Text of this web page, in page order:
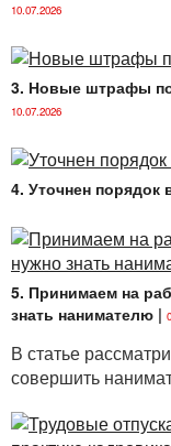
1.3. В
понимается
к
физическому
отчество, год,
семейное,
информация,
с трудовыми
1.4.
данных
должностными
получившими
10.07.2026
3. Новые штрафы
10.07.2026
4. Уточнен порядок
5. Принимаем на
знать нанимателю |
В статье
совершить